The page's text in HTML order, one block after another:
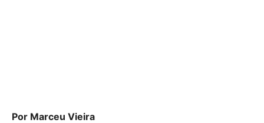
Por Marceu Vieira